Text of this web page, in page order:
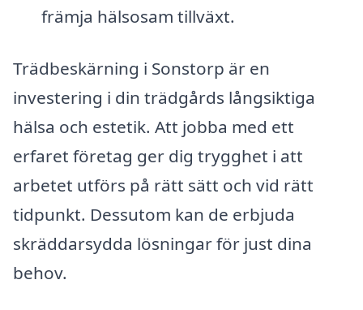
främja hälsosam tillväxt.
Trädbeskärning i Sonstorp är en
investering i din trädgårds långsiktiga
hälsa och estetik. Att jobba med ett
erfaret företag ger dig trygghet i att
arbetet utförs på rätt sätt och vid rätt
tidpunkt. Dessutom kan de erbjuda
skräddarsydda lösningar för just dina
behov.